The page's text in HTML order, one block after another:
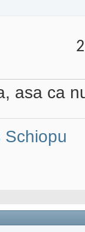
asa ca
Schiopu